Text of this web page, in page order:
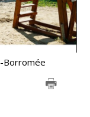
Borromée